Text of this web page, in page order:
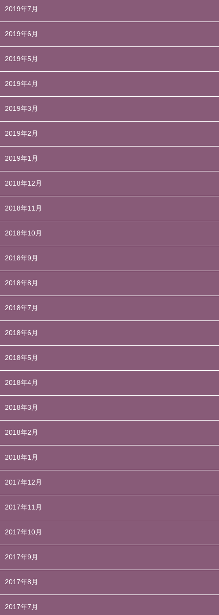
2019年7月
2019年6月
2019年5月
2019年4月
2019年3月
2019年2月
2019年1月
2018年12月
2018年11月
2018年10月
2018年9月
2018年8月
2018年7月
2018年6月
2018年5月
2018年4月
2018年3月
2018年2月
2018年1月
2017年12月
2017年11月
2017年10月
2017年9月
2017年8月
2017年7月